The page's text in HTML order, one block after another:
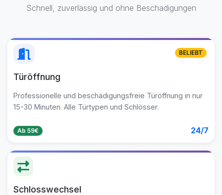
Schnell, zuverlässig und ohne Beschädigungen
Türöffnung
Professionelle und beschädigungsfreie Türöffnung in nur
15-30 Minuten. Alle Türtypen und Schlösser.
Ab 59€ 24/7
BELIEBT
Schlosswechsel